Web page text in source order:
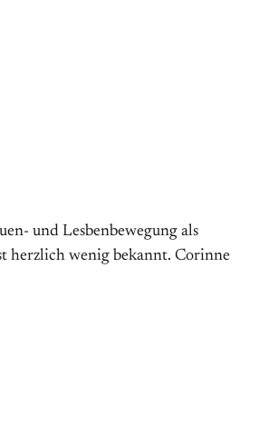
und Lesbenbewegung als
herzlich wenig bekannt. Corinne